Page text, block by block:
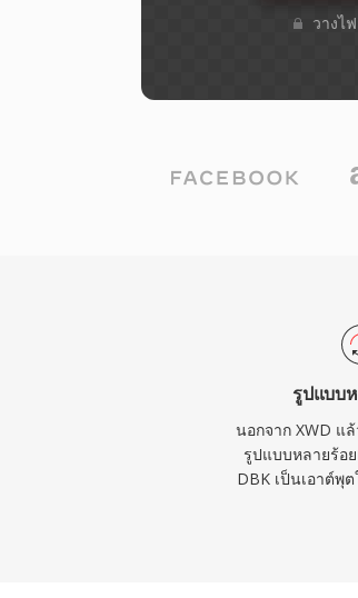
วางไ
รูปแบบ
นอกจาก XWD แ
รูปแบบหลายร้อ
DBK เป็นเอาต์พุ